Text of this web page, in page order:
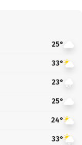
25°
33°
23°
25°
24°
33°